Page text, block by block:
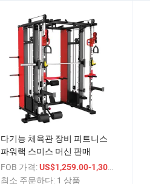
다기능 체육관 장비 피트니스
파워랙 스미스 머신 판매
FOB 가격: US$1,259.00-1,303.00
최소 주문하다: 1 상품